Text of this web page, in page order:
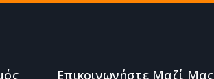
Επικοινωνήστε Μαζί Μας